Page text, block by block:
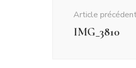
Article précédent
IMG_3810